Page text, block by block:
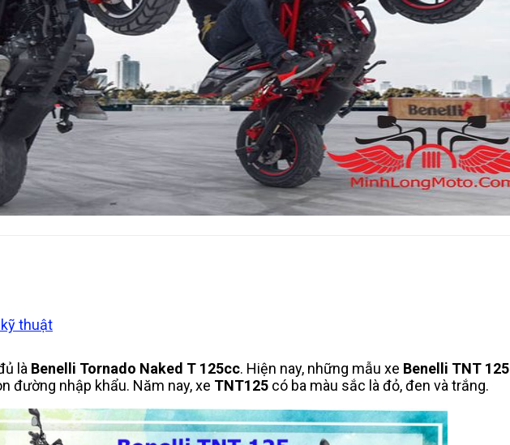
thuật
là Benelli Tornado Naked T 125cc. Hiện nay, những mẫu xe Benelli TNT 125
đường nhập khẩu. Năm nay, xe TNT125 có ba màu sắc là đỏ, đen và trắng.